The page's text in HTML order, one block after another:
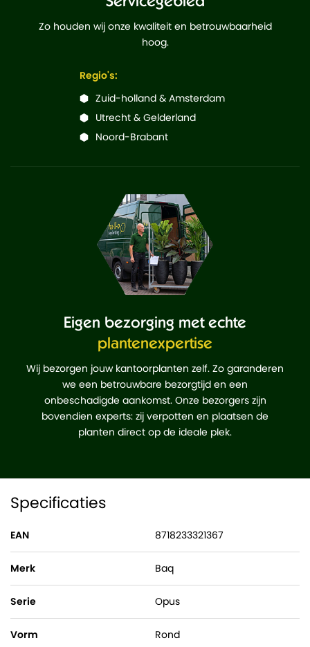
Zo houden wij onze kwaliteit en betrouwbaarheid
hoog.
Regio's:
Zuid-holland & Amsterdam
Utrecht & Gelderland
Noord-Brabant
Eigen bezorging met echte
plantenexpertise
Wij bezorgen jouw kantoorplanten zelf. Zo garanderen
we een betrouwbare bezorgtijd en een
onbeschadigde aankomst. Onze bezorgers zijn
bovendien experts: zij verpotten en plaatsen de
planten direct op de ideale plek.
Specificaties
EAN 8718233321367
Merk Baq
Serie Opus
Vorm Rond